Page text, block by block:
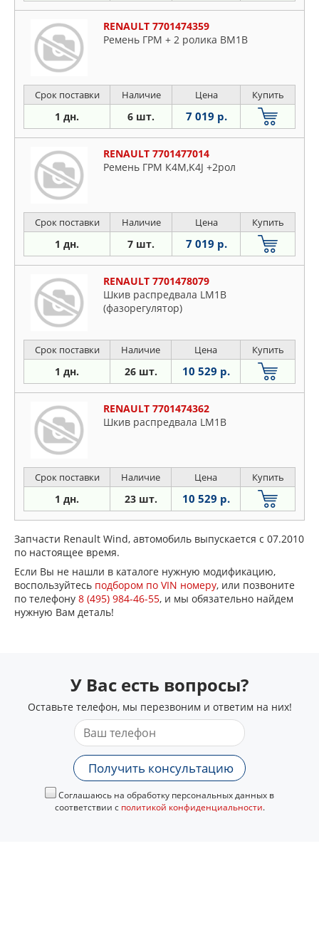
RENAULT 7701474359
Ремень ГРМ + 2 ролика BM1B
Срок поставки Наличие Цена Купить
1 дн. 6 шт. 7 019 р.
RENAULT 7701477014
Ремень ГРМ К4М,K4J +2рол
Срок поставки Наличие Цена Купить
1 дн. 7 шт. 7 019 р.
RENAULT 7701478079
Шкив распредвала LM1B
(фазорегулятор)
Срок поставки Наличие Цена Купить
1 дн. 26 шт. 10 529 р.
RENAULT 7701474362
Шкив распредвала LM1B
Срок поставки Наличие Цена Купить
1 дн. 23 шт. 10 529 р.
Запчасти Renault Wind, автомобиль выпускается с 07.2010
по настоящее время.
Если Вы не нашли в каталоге нужную модификацию,
воспользуйтесь подбором по VIN номеру, или позвоните
по телефону 8 (495) 984-46-55, и мы обязательно найдем
нужную Вам деталь!
У Вас есть вопросы?
Оставьте телефон, мы перезвоним и ответим на них!
Получить консультацию
Соглашаюсь на обработку персональных данных в
соответствии с политикой конфиденциальности.